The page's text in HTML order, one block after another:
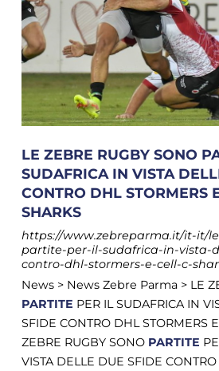
LE ZEBRE RUGBY SONO
SUDAFRICA IN VISTA
CONTRO DHL STORMERS
SHARKS
https://www.zebreparma.it/it-it/
partite-per-il-sudafrica-in-vista-
contro-dhl-stormers-e-cell-c-
News > News Zebre Parma > LE
PARTITE PER IL SUDAFRICA IN
SFIDE CONTRO DHL STORMERS
ZEBRE RUGBY SONO PARTITE
VISTA DELLE DUE SFIDE